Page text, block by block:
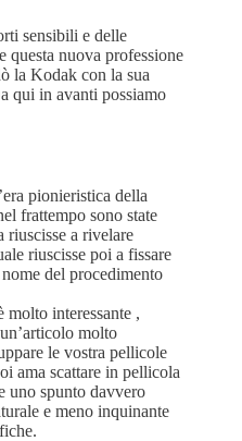
sensibili e delle
questa nuova professione
la Kodak con la sua
qui in avanti possiamo
pionieristica della
frattempo sono state
riuscisse a rivelare
riuscisse poi a fissare
del procedimento
interessante ,
molto
le vostra pellicole
ama scattare in pellicola
uno spunto davvero
e meno inquinante